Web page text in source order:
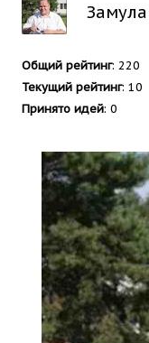
Общий рейтинг: 220
Текущий рейтинг: 10
Принято идей: 0